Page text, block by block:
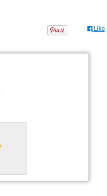
Like